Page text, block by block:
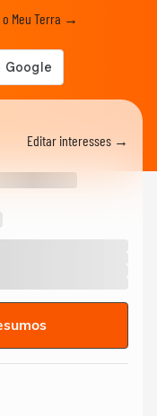
o Meu Terra →
Editar interesses →